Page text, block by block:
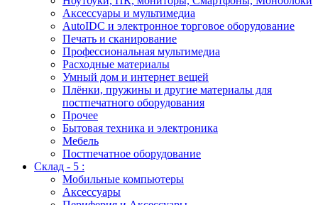
Аксессуары и мультимедиа
AutoIDC и электронное торговое оборудование
Печать и сканирование
Профессиональная мультимедиа
Расходные материалы
Умный дом и интернет вещей
Плёнки, пружины и другие материалы для
постпечатного оборудования
Прочее
Бытовая техника и электроника
Мебель
Постпечатное оборудование
Склад - 5 :
Мобильные компьютеры
Аксессуары